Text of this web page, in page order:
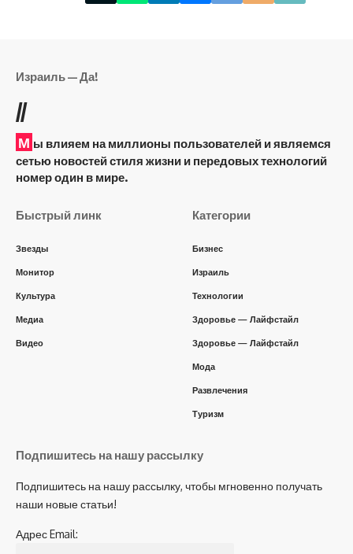
Израиль — Да!
//
М ы влияем на миллионы пользователей и являемся
сетью новостей стиля жизни и передовых технологий
номер один в мире.
Быстрый линк
Звезды
Монитор
Культура
Медиа
Видео
Категории
Бизнес
Израиль
Технологии
Здоровье — Лайфстайл
Здоровье — Лайфстайл
Мода
Развлечения
Туризм
Подпишитесь на нашу рассылку
Подпишитесь на нашу рассылку, чтобы мгновенно получать
наши новые статьи!
Адрес Email: